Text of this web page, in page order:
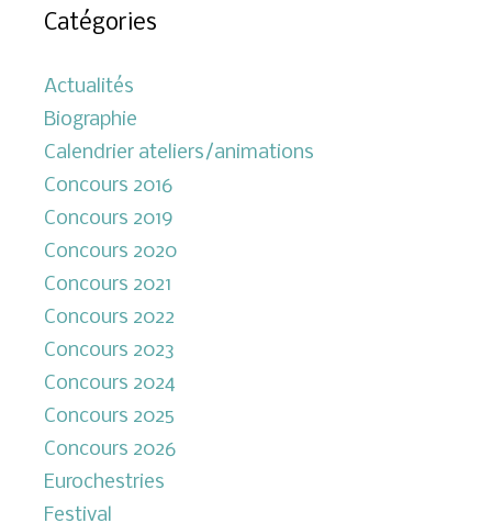
Catégories
Actualités
Biographie
Calendrier ateliers/animations
Concours 2016
Concours 2019
Concours 2020
Concours 2021
Concours 2022
Concours 2023
Concours 2024
Concours 2025
Concours 2026
Eurochestries
Festival